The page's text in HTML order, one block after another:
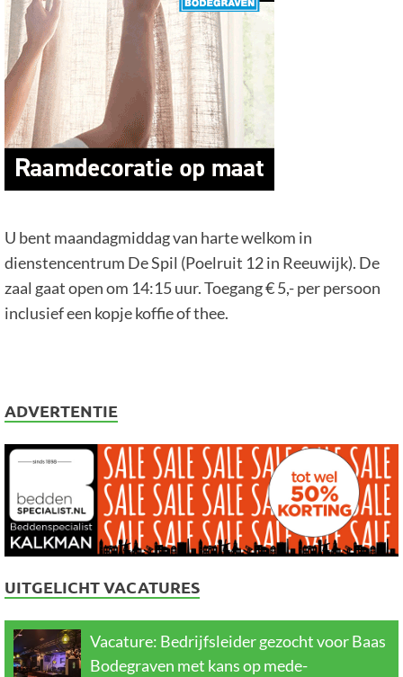
U bent maandagmiddag van harte welkom in
dienstencentrum De Spil (Poelruit 12 in Reeuwijk). De
zaal gaat open om 14:15 uur. Toegang € 5,- per persoon
inclusief een kopje koffie of thee.
ADVERTENTIE
UITGELICHT VACATURES
Vacature: Bedrijfsleider gezocht voor Baas
Bodegraven met kans op mede-